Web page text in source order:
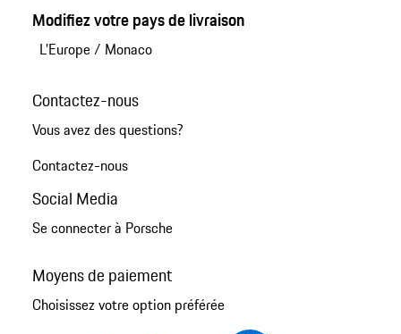
Modifiez votre pays de livraison
L'Europe/ Monaco
Contactez-nous
Vous avez des questions?
Contactez-nous
Social Media
Se connecter à Porsche
Moyens de paiement
Choisissez votre option préférée